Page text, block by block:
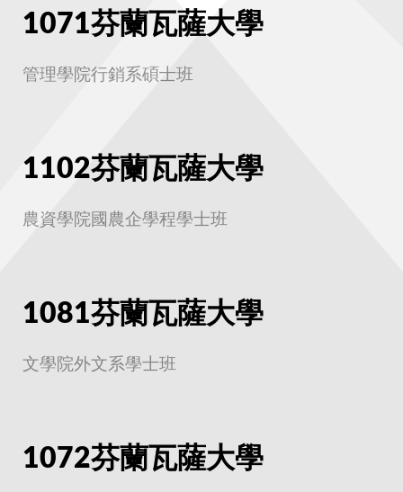
1071芬蘭瓦薩大學
管理學院行銷系碩士班
1102芬蘭瓦薩大學
農資學院國農企學程學士班
1081芬蘭瓦薩大學
文學院外文系學士班
1072芬蘭瓦薩大學